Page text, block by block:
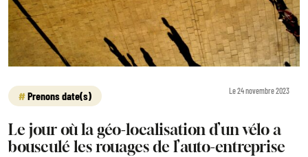
Prenons date(s) Le 24 novembre 2023
Le jour où la géo-localisation d’un vélo a
bousculé les rouages de l’auto-entreprise